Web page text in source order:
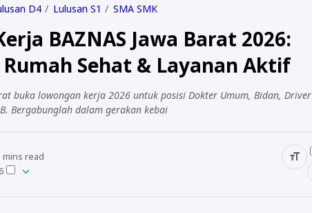
D4 Lulusan S1 SMA SMK
BAZNAS Jawa Barat 2026:
Sehat & Layanan Aktif
buka lowongan kerja 2026 untuk posisi Dokter Umum, Bidan, Driver
Bergabunglah dalam gerakan kebai
mins read